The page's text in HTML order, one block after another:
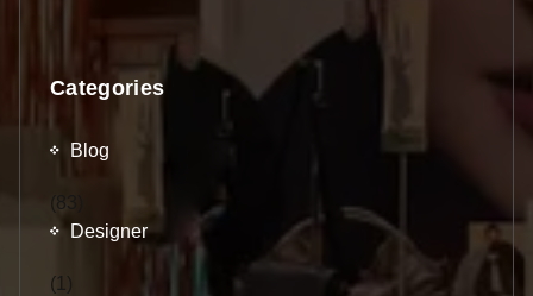
Categories
Blog
(83)
Designer
(1)